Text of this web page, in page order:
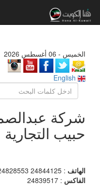
الخميس - 06 أغسطس 2026
شركة
حبيب التجارية
الهاتف : 24844125 24828553 24828554 24811843
الفاكس : 24839517